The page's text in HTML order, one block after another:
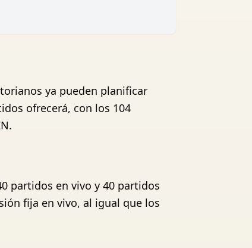
ya pueden planificar
ofrecerá, con los 104
partidos en vivo y 40 partidos
fija en vivo, al igual que los